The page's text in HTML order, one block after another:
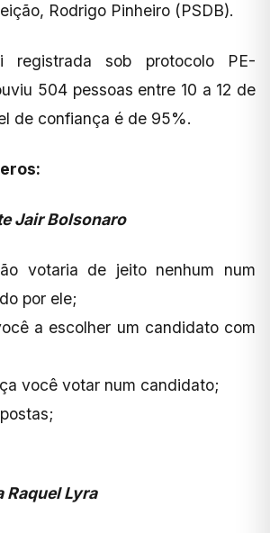
Rodrigo Pinheiro (PSDB).
registrada sob protocolo PE-
504 pessoas entre 10 a 12 de
de confiança é de 95%.
Jair Bolsonaro
votaria de jeito nenhum num
por ele;
a escolher um candidato com
você votar num candidato;
Raquel Lyra